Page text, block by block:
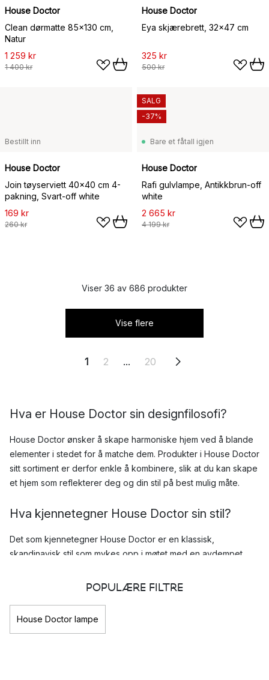
House Doctor
Clean dørmatte 85x130 cm,
Natur
1 259 kr
1 400 kr
House Doctor
Eya skjærebrett, 32x47 cm
325 kr
500 kr
Bestillt inn
House Doctor
Join tøyserviett 40x40 cm 4-
pakning, Svart-off white
169 kr
260 kr
Bare et fåtall igjen
House Doctor
Rafi gulvlampe, Antikkbrun-off
white
2 665 kr
4 199 kr
SALG
-37%
Viser 36 av 686 produkter
Vise flere
1 2 ... 20
Hva er House Doctor sin designfilosofi?
House Doctor ønsker å skape harmoniske hjem ved å blande
elementer i stedet for å matche dem. Produkter i House Doctor
sitt sortiment er derfor enkle å kombinere, slik at du kan skape
et hjem som reflekterer deg og din stil på best mulig måte.
Hva kjennetegner House Doctor sin stil?
Det som kjennetegner House Doctor er en klassisk,
skandinavisk stil som mykes opp i møtet med en avdempet,
variasjon, noe som også kommer til uttrykk i fargevalgene
House Doctor kombinerer tidløse og klassisk minimalistiske
POPULÆRE FILTRE
House Doctor lampe